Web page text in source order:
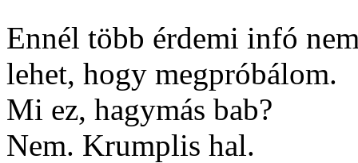
Ennél több érdemi infó
lehet, hogy megpróbálom.
Mi ez, hagymás bab?
Nem. Krumplis hal.